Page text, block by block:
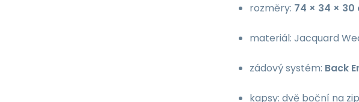
rozměry: 74 × 34 × 30
materiál: Jacquard
zádový systém: Back
kapsy: dvě boční na